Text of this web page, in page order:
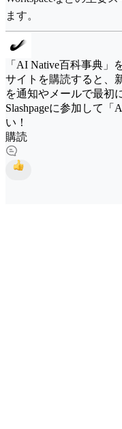
ます。
「AI Native百科事典」
サイトを購読すると、
を通知やメールで最初
Slashpageに参加して
い！
購読